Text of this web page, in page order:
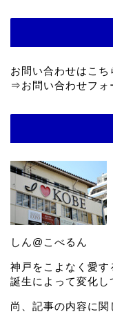
お問い合わせはこち
⇒お問い合わせフォ
しん@こべるん
神戸をこよなく愛
誕生によって変化し
尚、記事の内容に